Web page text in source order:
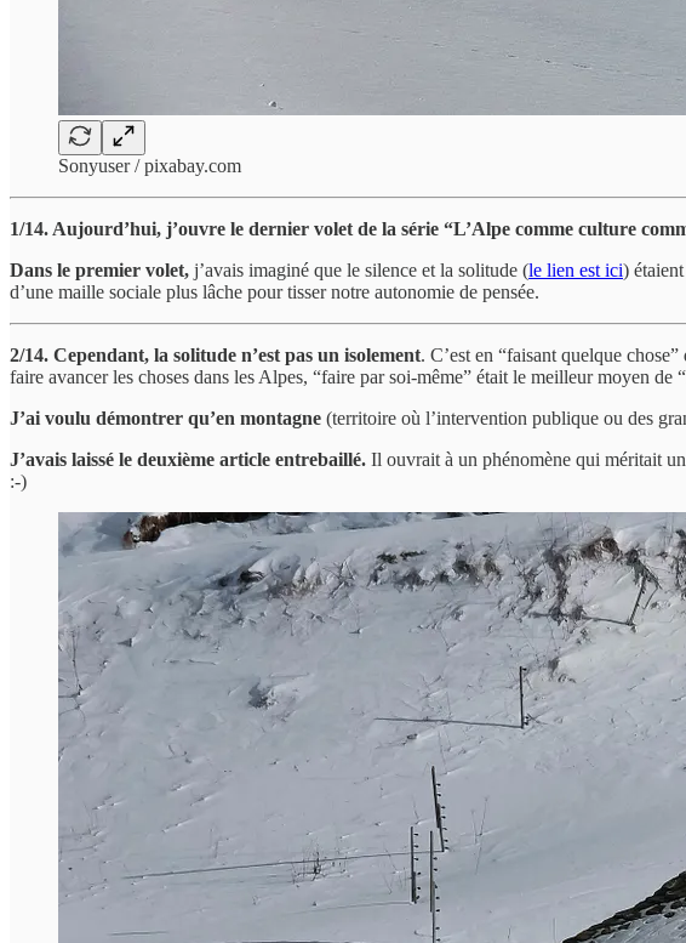
Sonyuser / pixabay.com
1/14. Aujourd’hui, j’ouvre le dernier volet de la série “L’Alpe comme culture
Dans le premier volet, j’avais imaginé que le silence et la solitude (le lien est ici)
d’une maille sociale plus lâche pour tisser notre autonomie de pensée.
2/14. Cependant, la solitude n’est pas un isolement. C’est en “faisant quelque
faire avancer les choses dans les Alpes, “faire par soi-même” était le meilleur moyen de
J’ai voulu démontrer qu’en montagne (territoire où l’intervention publique ou des
J’avais laissé le deuxième article entrebaillé. Il ouvrait à un phénomène qui méritait
:-)